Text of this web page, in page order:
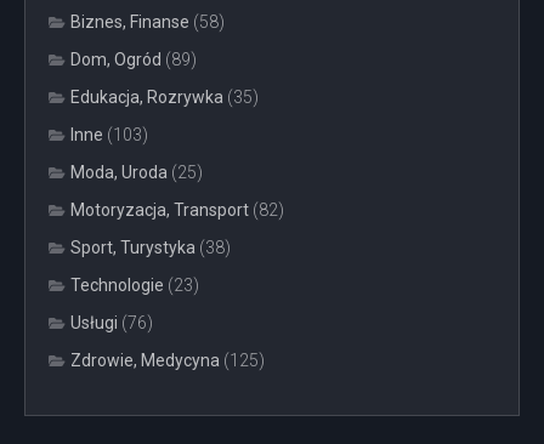
Biznes, Finanse (58)
Dom, Ogród (89)
Edukacja, Rozrywka (35)
Inne (103)
Moda, Uroda (25)
Motoryzacja, Transport (82)
Sport, Turystyka (38)
Technologie (23)
Usługi (76)
Zdrowie, Medycyna (125)